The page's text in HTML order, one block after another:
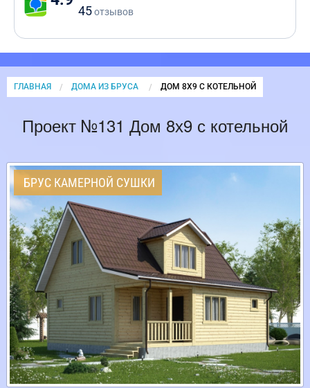
45отзывов
ГЛАВНАЯ ДОМА ИЗ БРУСА CURRENT:
ДОМ 8Х9 С КОТЕЛЬНОЙ
Проект №131 Дом 8х9 с котельной
БРУС КАМЕРНОЙ СУШКИ